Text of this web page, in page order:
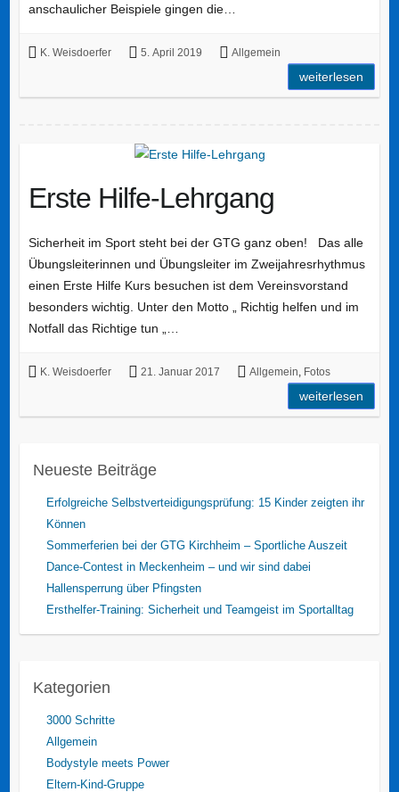
anschaulicher Beispiele gingen die…
K. Weisdoerfer 5. April 2019 Allgemein
weiterlesen
Erste Hilfe-Lehrgang
Sicherheit im Sport steht bei der GTG ganz oben! Das alle
Übungsleiterinnen und Übungsleiter im Zweijahresrhythmus
einen Erste Hilfe Kurs besuchen ist dem Vereinsvorstand
besonders wichtig. Unter den Motto „ Richtig helfen und im
Notfall das Richtige tun „…
K. Weisdoerfer 21. Januar 2017 Allgemein, Fotos
weiterlesen
Neueste Beiträge
Erfolgreiche Selbstverteidigungsprüfung: 15 Kinder zeigten ihr
Können
Sommerferien bei der GTG Kirchheim – Sportliche Auszeit
Dance-Contest in Meckenheim – und wir sind dabei
Hallensperrung über Pfingsten
Ersthelfer-Training: Sicherheit und Teamgeist im Sportalltag
Kategorien
3000 Schritte
Allgemein
Bodystyle meets Power
Eltern-Kind-Gruppe